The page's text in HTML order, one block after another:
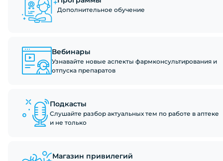
Дополнительное обучение
Вебинары
Узнавайте новые аспекты фармконсультирования и
отпуска препаратов
Подкасты
Слушайте разбор актуальных тем по работе в аптеке
и не только
Магазин привилегий